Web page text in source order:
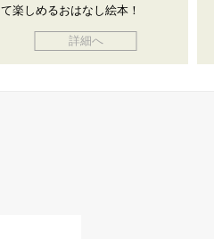
て楽しめるおはなし絵本！
詳細へ